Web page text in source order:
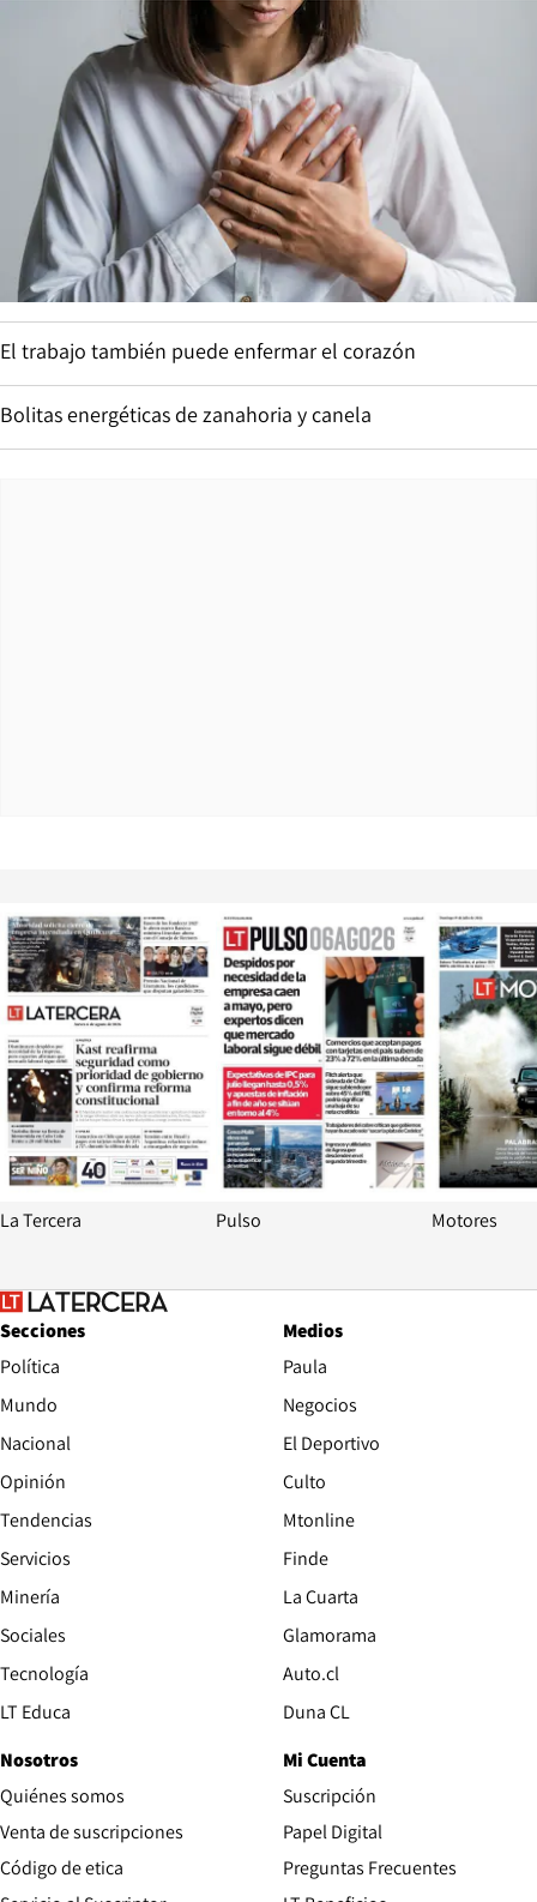
El trabajo también puede enfermar el corazón
Bolitas energéticas de zanahoria y canela
Opens in new window
La Tercera
Opens in
Pulso Motores
Secciones
Política
Mundo
Nacional
Opinión
Tendencias
Servicios
Minería
Sociales
Tecnología
LT Educa
Medios
Paula
Negocios
El Deportivo
Culto
Mtonline
Finde
La Cuarta
Glamorama
Auto.cl
Duna CL
Nosotros
Quiénes somos
Venta de suscripciones
Código de etica Opens in new window
Mi Cuenta
Suscripción
Papel Digital
Preguntas Frecuentes